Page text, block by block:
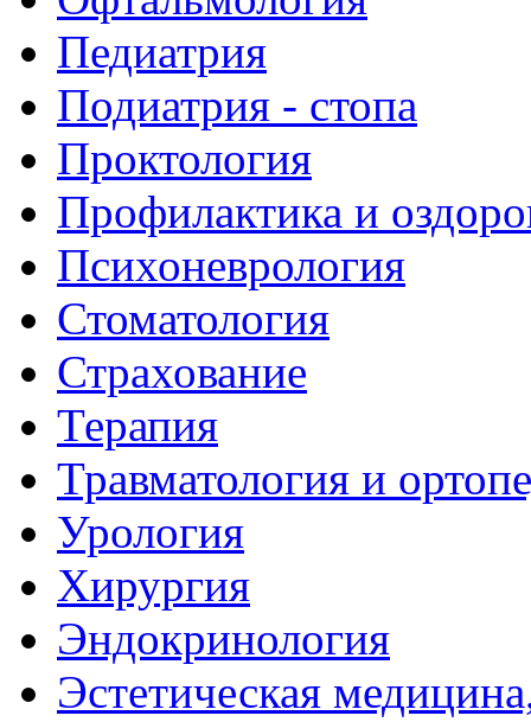
Педиатрия
Подиатрия - стопа
Проктология
Профилактика и
Психоневрология
Стоматология
Страхование
Терапия
Травматология и
Урология
Хирургия
Эндокринология
Эстетическая